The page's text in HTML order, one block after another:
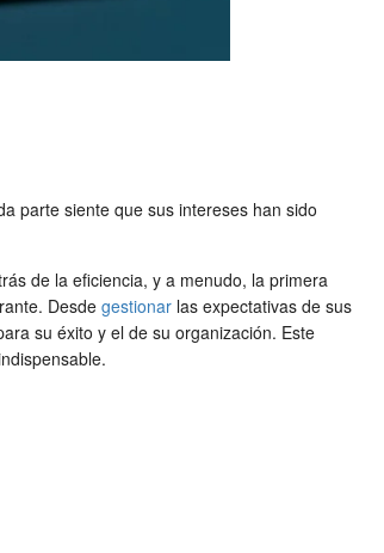
parte siente que sus intereses han sido
de la eficiencia, y a menudo, la primera
Desde gestionar las expectativas de sus
su éxito y el de su organización. Este